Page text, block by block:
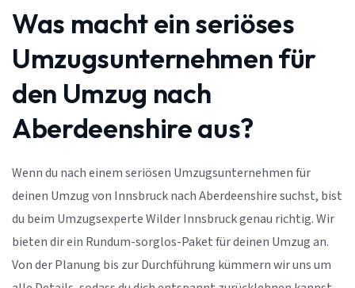
Was macht ein seriöses
Umzugsunternehmen für
den Umzug nach
Aberdeenshire aus?
Wenn du nach einem seriösen Umzugsunternehmen für
deinen Umzug von Innsbruck nach Aberdeenshire suchst, bist
du beim Umzugsexperte Wilder Innsbruck genau richtig. Wir
bieten dir ein Rundum-sorglos-Paket für deinen Umzug an.
Von der Planung bis zur Durchführung kümmern wir uns um